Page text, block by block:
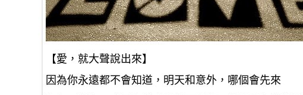
【愛，就大聲說出來】
因為你永遠都不會知道，明天和意外，哪個會先來